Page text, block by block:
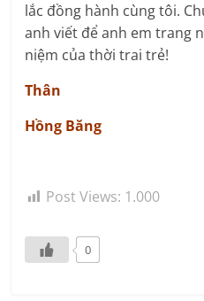
lắc đồng hành cùng tôi.
anh viết để anh em trang
niệm của thời trai trẻ!
Thân
Hồng Băng
Post Views: 1.000
0